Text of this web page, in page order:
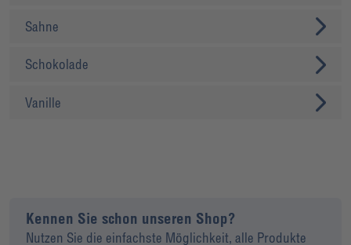
Sahne
Schokolade
Vanille
Kennen Sie schon unseren Shop?
Nutzen Sie die einfachste Möglichkeit, alle Produkte